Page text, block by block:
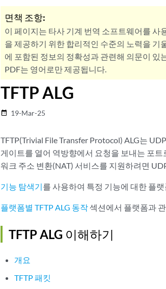
면책 조항:
이 페이지는 타사 기계 번역 소프트웨어를 사
을 제공하기 위한 합리적인 수준의 노력을 기
에 포함된 정보의 정확성과 관련해 의문이
PDF는 영어로만 제공됩니다.
TFTP ALG
date_range 19-Mar-25
TFTP(Trivial File Transfer Protocol) ALG는
게이트를 열어 역방향에서 요청을 보내는 포
워크 주소 변환(NAT) 서비스를 지원하려면
기능 탐색기를 사용하여 특정 기능에 대한 플
플랫폼별 TFTP ALG 동작섹션에서 플랫폼과
TFTP ALG 이해하기
개요
TFTP 패킷